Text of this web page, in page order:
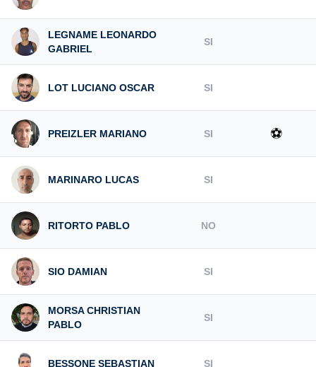
LEGNAME LEONARDO
GABRIEL
SI
LOT LUCIANO OSCAR SI
PREIZLER MARIANO SI ⚽
MARINARO LUCAS SI
RITORTO PABLO NO
SIO DAMIAN SI
MORSA CHRISTIAN
PABLO
SI
BESSONE SEBASTIAN SI